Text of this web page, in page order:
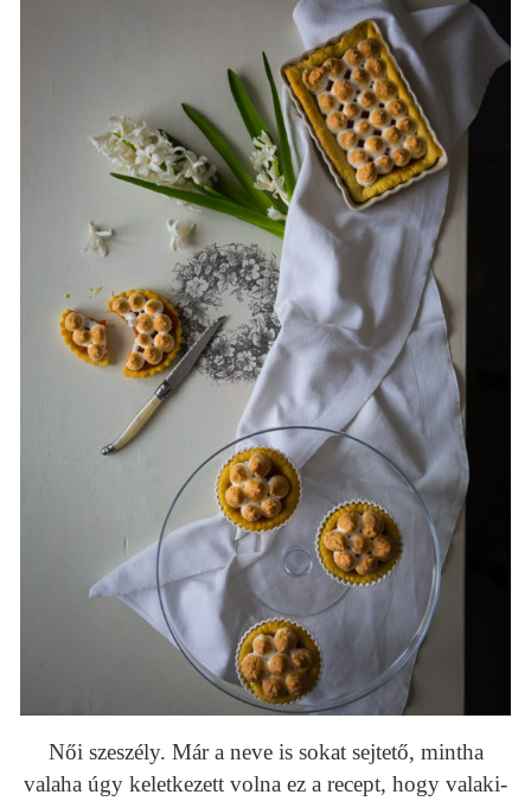
Női szeszély. Már a neve is sokat sejtető, mintha
valaha úgy keletkezett volna ez a recept, hogy valaki-